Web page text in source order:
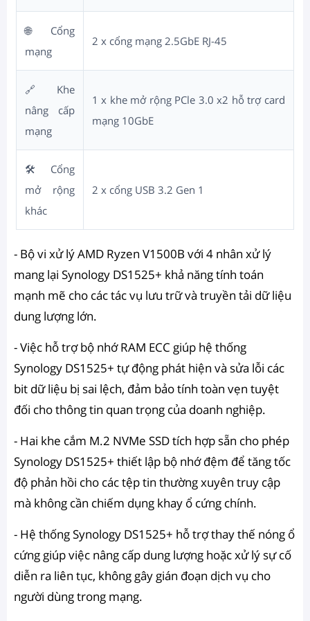
🌐 Cổng
mạng
2 x cổng mạng 2.5GbE RJ-45
🔗 Khe
nâng cấp
mạng
1 x khe mở rộng PCle 3.0 x2 hỗ trợ card
mạng 10GbE
🛠️ Cổng
mở rộng
khác
2 x cổng USB 3.2 Gen 1
- Bộ vi xử lý AMD Ryzen V1500B với 4 nhân xử lý
mang lại Synology DS1525+ khả năng tính toán
mạnh mẽ cho các tác vụ lưu trữ và truyền tải dữ liệu
dung lượng lớn.
- Việc hỗ trợ bộ nhớ RAM ECC giúp hệ thống
Synology DS1525+ tự động phát hiện và sửa lỗi các
bit dữ liệu bị sai lệch, đảm bảo tính toàn vẹn tuyệt
đối cho thông tin quan trọng của doanh nghiệp.
- Hai khe cắm M.2 NVMe SSD tích hợp sẵn cho phép
Synology DS1525+ thiết lập bộ nhớ đệm để tăng tốc
độ phản hồi cho các tệp tin thường xuyên truy cập
mà không cần chiếm dụng khay ổ cứng chính.
- Hệ thống Synology DS1525+ hỗ trợ thay thế nóng ổ
cứng giúp việc nâng cấp dung lượng hoặc xử lý sự cố
diễn ra liên tục, không gây gián đoạn dịch vụ cho
người dùng trong mạng.